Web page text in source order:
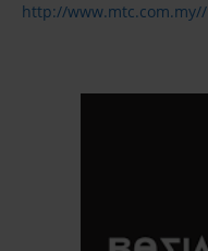
http://www.mtc.com.my//